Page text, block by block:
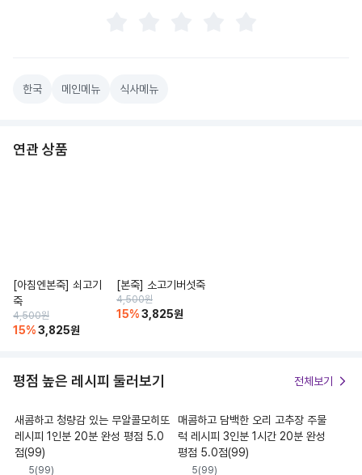
한국 메인메뉴 식사메뉴
연관 상품
[아침엔본죽] 쇠고기
죽
4,500원
15%3,825원
[본죽] 소고기버섯죽
4,500원
15%3,825원
평점 높은 레시피 둘러보기 전체보기
새콤하고 청량감 있는 무알콜모히또
레시피 1인분 20분 완성 평점 5.0
점(99)
5(99)
매콤하고 담백한 오리 고추장 주물
럭 레시피 3인분 1시간 20분 완성
평점 5.0점(99)
5(99)